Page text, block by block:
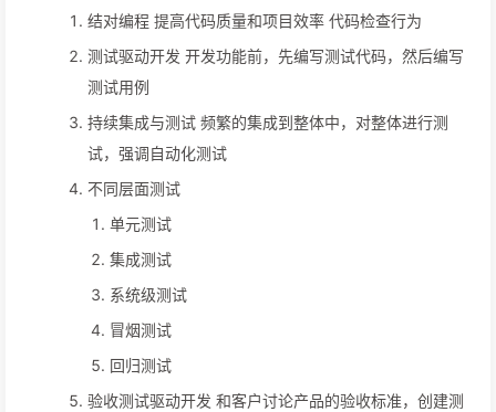
结对编程 提高代码质量和项目效率 代码检查行为
测试驱动开发 开发功能前，先编写测试代码，然后编写
测试用例
持续集成与测试 频繁的集成到整体中，对整体进行测
试，强调自动化测试
不同层面测试
单元测试
集成测试
系统级测试
冒烟测试
回归测试
验收测试驱动开发 和客户讨论产品的验收标准，创建测